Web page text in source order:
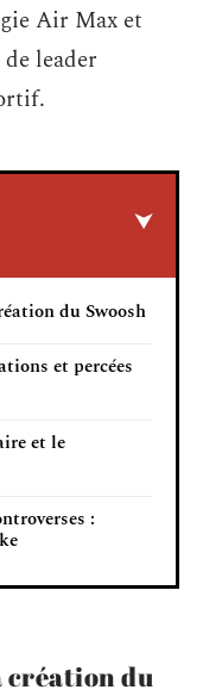
Air Max et
leader
du Swoosh
et percées
et le
:
création du